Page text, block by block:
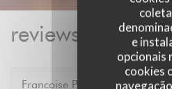
e
opcionais
cookies
Francoise P